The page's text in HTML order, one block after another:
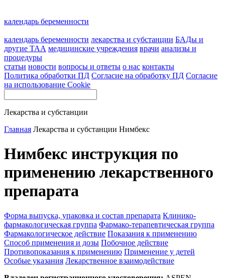
календарь беременности
календарь беременности лекарства и субстанции БАДы и
другие ТАА медицинские учреждения врачи анализы и
процедуры
статьи новости вопросы и ответы о нас контакты
Политика обработки ПД Согласие на обработку ПД Согласие
на использование Cookie
Лекарства и субстанции
Главная Лекарства и субстанции Нимбекс
Нимбекс инструкция по
применению лекарственного
препарата
Форма выпуска, упаковка и состав препарата Клинико-
фармакологическая группа Фармако-терапевтическая группа
Фармакологическое действие Показания к применению
Способ применения и дозы Побочное действие
Противопоказания к применению Применение у детей
Особые указания Лекарственное взаимодействие